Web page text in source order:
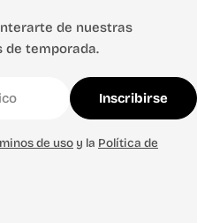
de nuestras
de temporada.
Inscribirse
de uso y la Política de